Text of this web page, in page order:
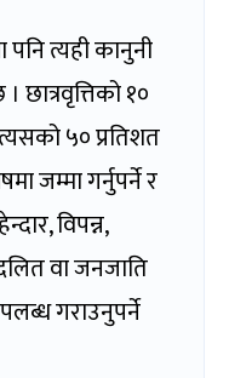
त्यही कानुनी
छात्रवृत्तिको १०
५० प्रतिशत
जम्मा गर्नुपर्ने र
विपन्न,
वा जनजाति
गराउनुपर्ने